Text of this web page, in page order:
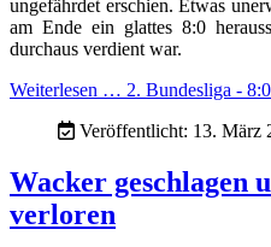
ungefährdet erschien. Etwas
am Ende ein glattes 8:0
durchaus verdient war.
Weiterlesen … 2. Bundesliga -
Veröffentlicht: 13. März
Wacker geschlagen
verloren